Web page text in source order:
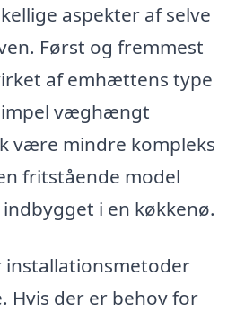
aspekter af selve
Først og fremmest
af emhættens type
væghængt
være mindre kompleks
fritstående model
i en køkkenø.
installationsmetoder
Hvis der er behov for